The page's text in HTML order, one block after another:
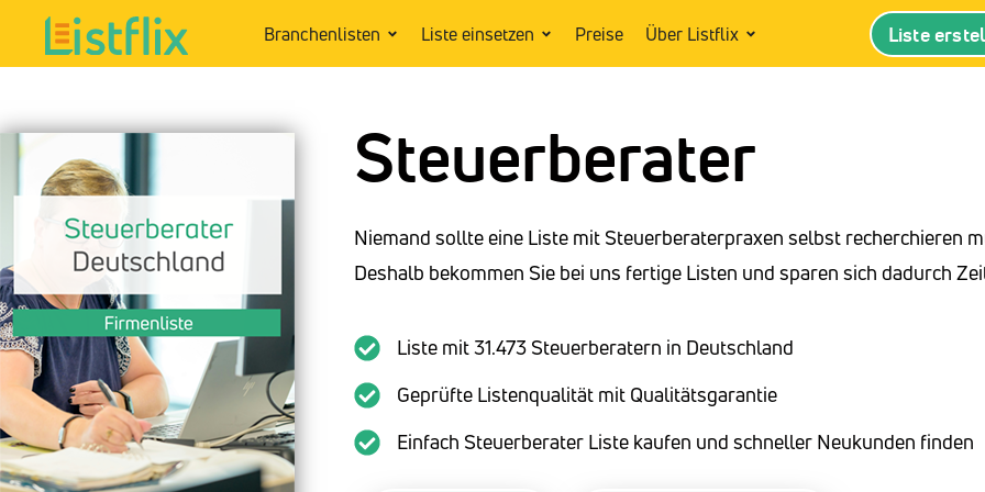
Branchenlisten Liste einsetzen Preise Über Listflix Liste
Steuerberater
Niemand sollte eine Liste mit Steuerberaterpraxen selbst recherchieren
Deshalb bekommen Sie bei uns fertige Listen und sparen sich dadurch
Liste mit 31.473 Steuerberatern in Deutschland
Geprüfte Listenqualität mit Qualitätsgarantie
Einfach Steuerberater Liste kaufen und schneller Neukunden finden